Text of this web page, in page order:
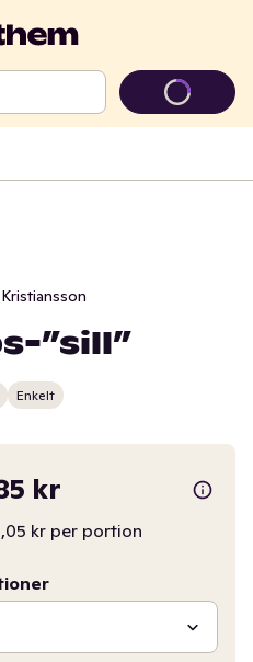
”sill”
Enkelt
kr
kr per portion